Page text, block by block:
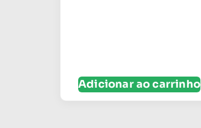
Adicionar ao carrinho